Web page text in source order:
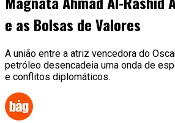
e as Bolsas de Valores
A união entre a atriz vencedora do
petróleo desencadeia uma onda de
e conflitos diplomáticos.